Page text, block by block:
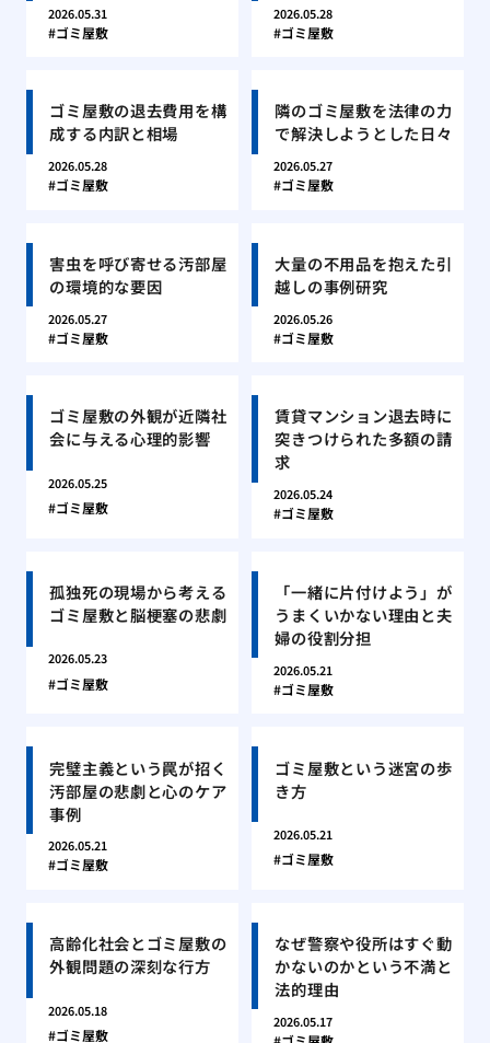
2026.05.31
ゴミ屋敷
2026.05.28
ゴミ屋敷
ゴミ屋敷の退去費用を構
成する内訳と相場
2026.05.28
ゴミ屋敷
隣のゴミ屋敷を法律の力
で解決しようとした日々
2026.05.27
ゴミ屋敷
害虫を呼び寄せる汚部屋
の環境的な要因
2026.05.27
ゴミ屋敷
大量の不用品を抱えた引
越しの事例研究
2026.05.26
ゴミ屋敷
ゴミ屋敷の外観が近隣社
会に与える心理的影響
2026.05.25
ゴミ屋敷
賃貸マンション退去時に
突きつけられた多額の請
求
2026.05.24
ゴミ屋敷
孤独死の現場から考える
ゴミ屋敷と脳梗塞の悲劇
2026.05.23
ゴミ屋敷
「一緒に片付けよう」が
うまくいかない理由と夫
婦の役割分担
2026.05.21
ゴミ屋敷
完璧主義という罠が招く
汚部屋の悲劇と心のケア
事例
2026.05.21
ゴミ屋敷
ゴミ屋敷という迷宮の歩
き方
2026.05.21
ゴミ屋敷
高齢化社会とゴミ屋敷の
外観問題の深刻な行方
2026.05.18
ゴミ屋敷
なぜ警察や役所はすぐ動
かないのかという不満と
法的理由
2026.05.17